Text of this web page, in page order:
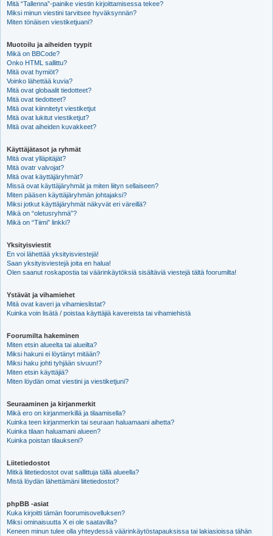
Mitä “Tallenna”-painike viestin kirjoittamisessa tekee?
Miksi minun viestini tarvitsee hyväksynnän?
Miten tönäisen viestiketjuani?
Muotoilu ja aiheiden tyypit
Mikä on BBCode?
Onko HTML sallittu?
Mitä ovat hymiöt?
Voinko lähettää kuvia?
Mitä ovat globaalit tiedotteet?
Mitä ovat tiedotteet?
Mitä ovat kiinnitetyt viestiketjut
Mitä ovat lukitut viestiketjut?
Mitä ovat aiheiden kuvakkeet?
Käyttäjätasot ja ryhmät
Mitä ovat ylläpitäjät?
Mitä ovatr valvojat?
Mitä ovat käyttäjäryhmät?
Missä ovat käyttäjäryhmät ja miten liityn sellaiseen?
Miten pääsen käyttäjäryhmän johtajaksi?
Miksi jotkut käyttäjäryhmät näkyvät eri väreillä?
Mikä on “oletusryhmä”?
Mikä on “Tiimi” linkki?
Yksityisviestit
En voi lähettää yksityisviestejä!
Saan yksityisviestejä joita en halua!
Olen saanut roskapostia tai väärinkäytöksiä sisältäviä viestejä tältä foorumilta!
Ystävät ja vihamiehet
Mitä ovat kaveri ja vihamieslistat?
Kuinka voin lisätä / poistaa käyttäjiä kavereista tai vihamiehistä
Foorumilta hakeminen
Miten etsin alueelta tai alueilta?
Miksi hakuni ei löytänyt mitään?
Miksi haku johti tyhjään sivuun!?
Miten etsin käyttäjiä?
Miten löydän omat viestini ja viestiketjuni?
Seuraaminen ja kirjanmerkit
Mikä ero on kirjanmerkillä ja tilaamisella?
Kuinka teen kirjanmerkin tai seuraan haluamaani aihetta?
Kuinka tilaan haluamani alueen?
Kuinka poistan tilaukseni?
Liitetiedostot
Mitkä liitetiedostot ovat sallittuja tällä alueella?
Mistä löydän lähettämäni liitetiedostot?
phpBB -asiat
Kuka kirjoitti tämän foorumisovelluksen?
Miksi ominaisuutta X ei ole saatavilla?
Keneen minun tulee olla yhteydessä väärinkäytöstapauksissa tai lakiasioissa tähän